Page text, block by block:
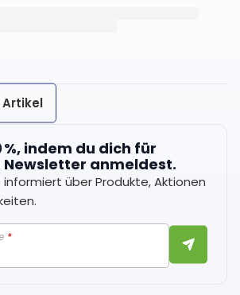
Artikel
%, indem du dich für
Newsletter anmeldest.
über Produkte, Aktionen
*